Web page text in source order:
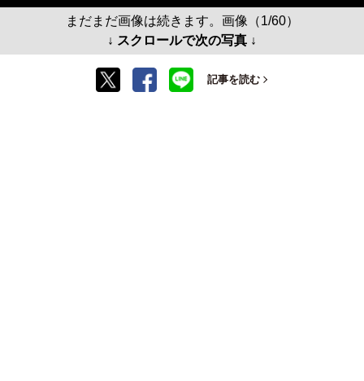
まだまだ画像は続きます。画像（1/60）
↓ スクロールで次の写真 ↓
記事を読む